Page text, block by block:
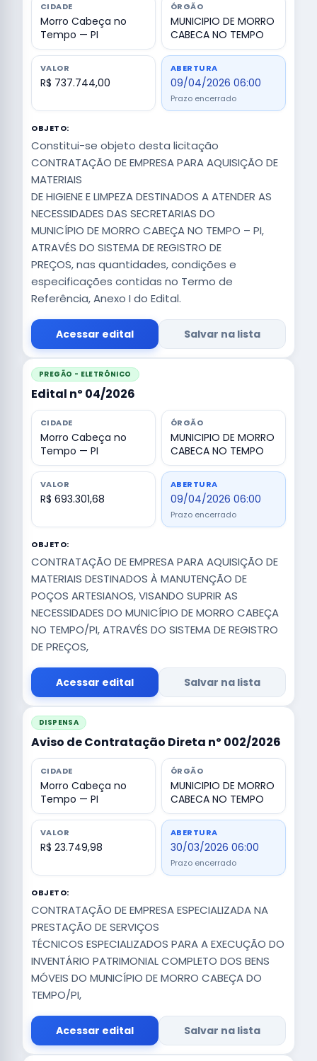
CIDADE
Morro Cabeça no
Tempo — PI
ÓRGÃO
MUNICIPIO DE MORRO
CABECA NO TEMPO
VALOR
R$ 737.744,00
ABERTURA
09/04/2026 06:00
Prazo encerrado
OBJETO:
Constitui-se objeto desta licitação
CONTRATAÇÃO DE EMPRESA PARA AQUISIÇÃO DE
MATERIAIS
DE HIGIENE E LIMPEZA DESTINADOS A ATENDER AS
NECESSIDADES DAS SECRETARIAS DO
MUNICÍPIO DE MORRO CABEÇA NO TEMPO – PI,
ATRAVÉS DO SISTEMA DE REGISTRO DE
PREÇOS, nas quantidades, condições e
especificações contidas no Termo de
Referência, Anexo I do Edital.
Acessar edital Salvar na lista
PREGÃO - ELETRÔNICO
Edital nº 04/2026
CIDADE
Morro Cabeça no
Tempo — PI
ÓRGÃO
MUNICIPIO DE MORRO
CABECA NO TEMPO
VALOR
R$ 693.301,68
ABERTURA
09/04/2026 06:00
Prazo encerrado
OBJETO:
CONTRATAÇÃO DE EMPRESA PARA AQUISIÇÃO DE
MATERIAIS DESTINADOS À MANUTENÇÃO DE
POÇOS ARTESIANOS, VISANDO SUPRIR AS
NECESSIDADES DO MUNICÍPIO DE MORRO CABEÇA
NO TEMPO/PI, ATRAVÉS DO SISTEMA DE REGISTRO
DE PREÇOS,
Acessar edital Salvar na lista
DISPENSA
Aviso de Contratação Direta nº 002/2026
CIDADE
Morro Cabeça no
Tempo — PI
ÓRGÃO
MUNICIPIO DE MORRO
CABECA NO TEMPO
VALOR
R$ 23.749,98
ABERTURA
30/03/2026 06:00
Prazo encerrado
OBJETO:
CONTRATAÇÃO DE EMPRESA ESPECIALIZADA NA
PRESTAÇÃO DE SERVIÇOS
TÉCNICOS ESPECIALIZADOS PARA A EXECUÇÃO DO
INVENTÁRIO PATRIMONIAL COMPLETO DOS BENS
MÓVEIS DO MUNICÍPIO DE MORRO CABEÇA DO
TEMPO/PI,
Acessar edital Salvar na lista